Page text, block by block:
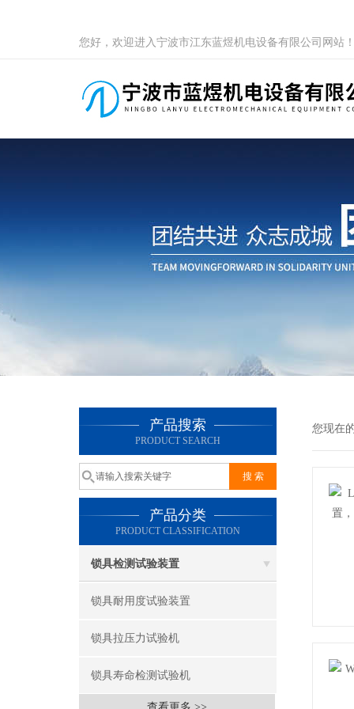
您好，欢迎进入宁波市江东蓝煜机电设备有限公司网站
产品搜索
PRODUCT SEARCH
产品分类
PRODUCT CLASSIFICATION
锁具检测试验装置
锁具耐用度试验装置
锁具拉压力试验机
锁具寿命检测试验机
您现在